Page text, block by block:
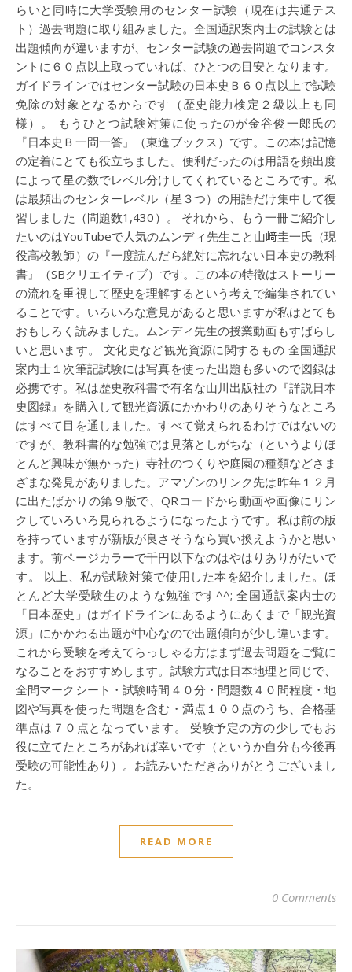
らいと同時に大学受験用のセンター試験（現在は共通テス
ト）過去問題に取り組みました。全国通訳案内士の試験とは
出題傾向が違いますが、センター試験の過去問題でコンスタ
ントに６０点以上取っていれば、ひとつの目安となります。
ガイドラインではセンター試験の日本史Ｂ６０点以上で試験
免除の対象となるからです（歴史能力検定２級以上も同
様）。 もうひとつ試験対策に使ったのが金谷俊一郎氏の
『日本史Ｂ一問一答』（東進ブックス）です。この本は記憶
の定着にとても役立ちました。便利だったのは用語を頻出度
によって星の数でレベル分けしてくれているところです。私
は最頻出のセンターレベル（星３つ）の用語だけ集中して復
習しました（問題数1,430）。 それから、もう一冊ご紹介し
たいのはYouTubeで人気のムンディ先生こと山﨑圭一氏（現
役高校教師）の『一度読んだら絶対に忘れない日本史の教科
書』（SBクリエイティブ）です。この本の特徴はストーリー
の流れを重視して歴史を理解するという考えで編集されてい
ることです。いろいろな意見があると思いますが私はとても
おもしろく読みました。ムンディ先生の授業動画もすばらし
いと思います。 文化史など観光資源に関するもの 全国通訳
案内士１次筆記試験には写真を使った出題も多いので図録は
必携です。私は歴史教科書で有名な山川出版社の『詳説日本
史図録』を購入して観光資源にかかわりのありそうなところ
はすべて目を通しました。すべて覚えられるわけではないの
ですが、教科書的な勉強では見落としがちな（というよりほ
とんど興味が無かった）寺社のつくりや庭園の種類などさま
ざまな発見がありました。アマゾンのリンク先は昨年１２月
に出たばかりの第９版で、QRコードから動画や画像にリン
クしていろいろ見られるようになったようです。私は前の版
を持っていますが新版が良さそうなら買い換えようかと思い
ます。前ページカラーで千円以下なのはやはりありがたいで
す。 以上、私が試験対策で使用した本を紹介しました。ほ
とんど大学受験生のような勉強です^^; 全国通訳案内士の
「日本歴史」はガイドラインにあるようにあくまで「観光資
源」にかかわる出題が中心なので出題傾向が少し違います。
これから受験を考えてらっしゃる方はまず過去問題をご覧に
なることをおすすめします。試験方式は日本地理と同じで、
全問マークシート・試験時間４０分・問題数４０問程度・地
図や写真を使った問題を含む・満点１００点のうち、合格基
準点は７０点となっています。 受験予定の方の少しでもお
役に立てたところがあれば幸いです（というか自分も今後再
受験の可能性あり）。お読みいただきありがとうございまし
た。
READ MORE
0 Comments